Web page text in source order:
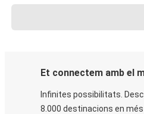
Et connectem amb el
Infinites possibilitats.
8.000 destinacions en més